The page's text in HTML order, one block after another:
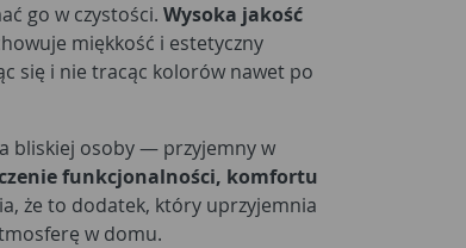
go w czystości. Wysoka jakość
miękkość i estetyczny
się i nie tracąc kolorów nawet po
bliskiej osoby — przyjemny w
funkcjonalności, komfortu
że to dodatek, który uprzyjemnia
w domu.